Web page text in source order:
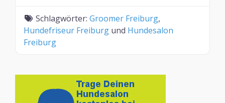
Schlagwörter: Groomer Freiburg,
Hundefriseur Freiburg und Hundesalon
Freiburg